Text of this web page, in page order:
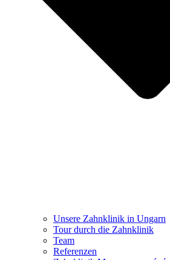
Unsere Zahnklinik in Ungarn
Tour durch die Zahnklinik
Team
Referenzen